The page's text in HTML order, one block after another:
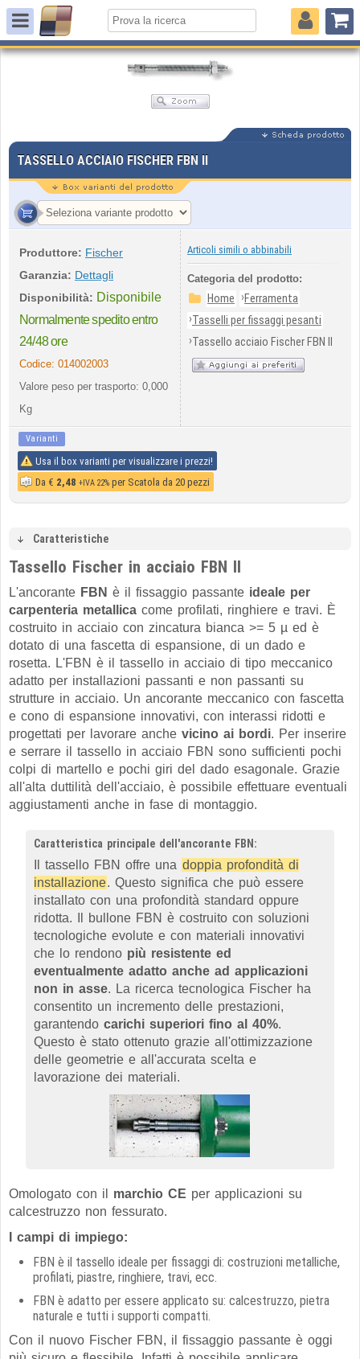
TASSELLO ACCIAIO FISCHER FBN II
Produttore: Fischer
Garanzia: Dettagli
Disponibilità: Disponibile
Normalmente spedito entro
24/48 ore
Codice: 014002003
Valore peso per trasporto: 0,000
Kg
Articoli simili o abbinabili
Categoria del prodotto:
Home ›Ferramenta
›Tasselli per fissaggi pesanti
›Tassello acciaio Fischer FBN II
Varianti
Usa il box varianti per visualizzare i prezzi!
Da € 2,48 +IVA 22% per Scatola da 20 pezzi
Caratteristiche
Tassello Fischer in acciaio FBN II
L'ancorante FBN è il fissaggio passante ideale per
carpenteria metallica come profilati, ringhiere e travi. È
costruito in acciaio con zincatura bianca >= 5 µ ed è
dotato di una fascetta di espansione, di un dado e
rosetta. L'FBN è il tassello in acciaio di tipo meccanico
adatto per installazioni passanti e non passanti su
strutture in acciaio. Un ancorante meccanico con fascetta
e cono di espansione innovativi, con interassi ridotti e
progettati per lavorare anche vicino ai bordi. Per inserire
e serrare il tassello in acciaio FBN sono sufficienti pochi
colpi di martello e pochi giri del dado esagonale. Grazie
all'alta duttilità dell'acciaio, è possibile effettuare eventuali
aggiustamenti anche in fase di montaggio.
Caratteristica principale dell'ancorante FBN:
Il tassello FBN offre una doppia profondità di
installazione. Questo significa che può essere
installato con una profondità standard oppure
ridotta. Il bullone FBN è costruito con soluzioni
tecnologiche evolute e con materiali innovativi
che lo rendono più resistente ed
eventualmente adatto anche ad applicazioni
non in asse. La ricerca tecnologica Fischer ha
consentito un incremento delle prestazioni,
garantendocarichi superiori fino al 40%.
Questo è stato ottenuto grazie all'ottimizzazione
delle geometrie e all'accurata scelta e
lavorazione dei materiali.
Omologato con il marchio CE per applicazioni su
calcestruzzo non fessurato.
I campi di impiego:
FBN è il tassello ideale per fissaggi di: costruzioni metalliche,
profilati, piastre, ringhiere, travi, ecc.
FBN è adatto per essere applicato su: calcestruzzo, pietra
naturale e tutti i supporti compatti.
Con il nuovo Fischer FBN, il fissaggio passante è oggi